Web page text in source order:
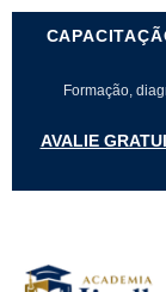
Formação,
AVALIE